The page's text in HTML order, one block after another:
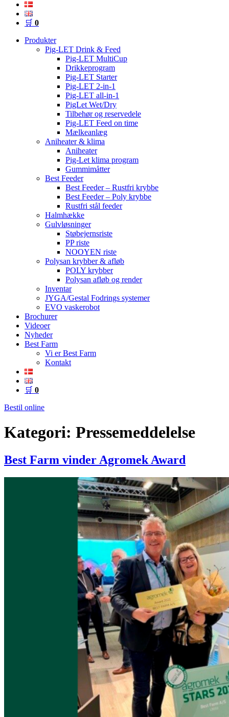
🛒 0
Produkter
Pig-LET Drink & Feed
Pig-LET MultiCup
Drikkeprogram
Pig-LET Starter
Pig-LET 2-in-1
Pig-LET all-in-1
PigLet Wet/Dry
Tilbehør og reservedele
Pig-LET Feed on time
Mælkeanlæg
Aniheater & klima
Aniheater
Pig-Let klima program
Gummimåtter
Best Feeder
Best Feeder – Rustfri krybbe
Best Feeder – Poly krybbe
Rustfri stål feeder
Halmhække
Gulvløsninger
Støbejernsriste
PP riste
NOOYEN riste
Polysan krybber & afløb
POLY krybber
Polysan afløb og render
Inventar
JYGA/Gestal Fodrings systemer
EVO vaskerobot
Brochurer
Videoer
Nyheder
Best Farm
Vi er Best Farm
Kontakt
🛒 0
Bestil online
Kategori: Pressemeddelelse
Best Farm vinder Agromek Award